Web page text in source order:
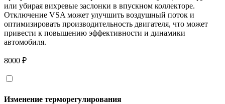
или убирая вихревые заслонки в впускном коллекторе.
Отключение VSA может улучшить воздушный поток и
оптимизировать производительность двигателя, что может
привести к повышению эффективности и динамики
автомобиля.
8000 ₽
Изменение терморегулирования